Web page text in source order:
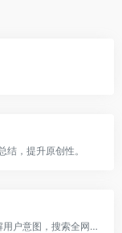
，提升原创性。
天工是国内第一款AI搜索引擎，它能够理解用户意图，搜索全网海量信息，并通过人工智能技术，归纳、概括、整合这些信息，输出高质量、无广告的搜索结果，还能够把搜索结果自动整理为脑图和大纲，支持专业的学术科研类搜索。此外，天工还具备聊天、写作、问答、画画的能力。天工通过自然语言与用户进行问答交互，可满足知识问答、文章创作、逻辑推演、数理推算、代码编程、AI画画、虚拟人聊天、情感陪伴等多元化需求。天工还具有大量的智能体，在学习、职场、生活等多类场景中都能辅助你。